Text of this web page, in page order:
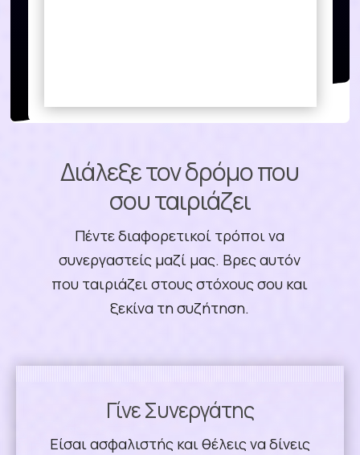
Διάλεξε τον δρόμο που
σου ταιριάζει
Πέντε διαφορετικοί τρόποι να
συνεργαστείς μαζί μας. Βρες αυτόν
που ταιριάζει στους στόχους σου και
ξεκίνα τη συζήτηση.
Γίνε Συνεργάτης
Είσαι ασφαλιστής και θέλεις να δίνεις